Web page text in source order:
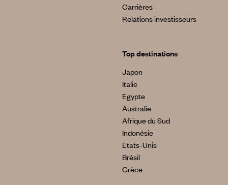
Carrières
Relations investisseurs
Top destinations
Japon
Italie
Egypte
Australie
Afrique du Sud
Indonésie
Etats-Unis
Brésil
Grèce